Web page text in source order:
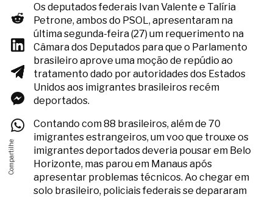
Os deputados federais Ivan Valente e Talíria
Petrone, ambos do PSOL, apresentaram na
última segunda-feira (27) um requerimento na
Câmara dos Deputados para que o Parlamento
brasileiro aprove uma moção de repúdio ao
tratamento dado por autoridades dos Estados
Unidos aos imigrantes brasileiros recém
deportados.
Contando com 88 brasileiros, além de 70
imigrantes estrangeiros, um voo que trouxe os
imigrantes deportados deveria pousar em Belo
Horizonte, mas parou em Manaus após
apresentar problemas técnicos. Ao chegar em
solo brasileiro, policiais federais se depararam